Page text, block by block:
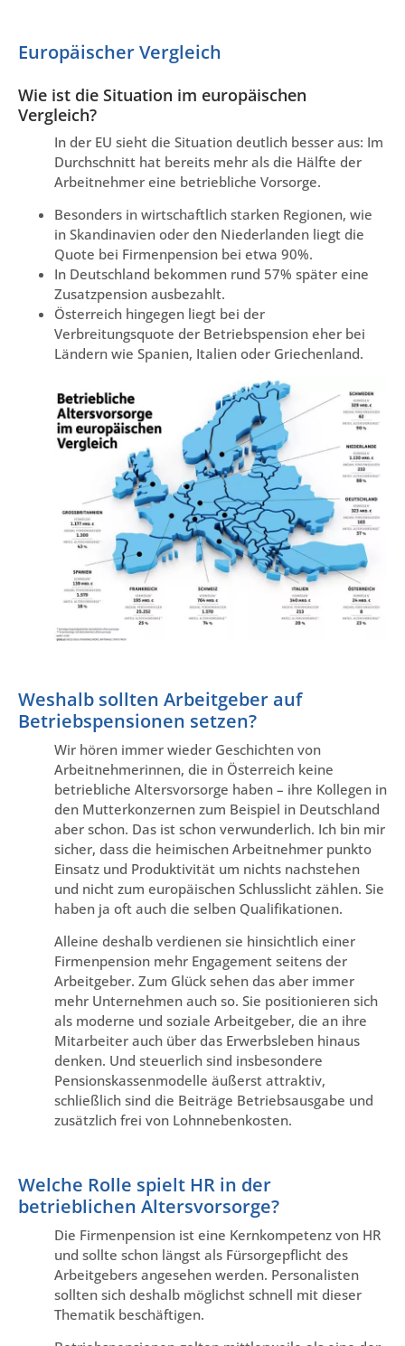
Europäischer Vergleich
Wie ist die Situation im europäischen
Vergleich?
In der EU sieht die Situation deutlich besser aus: Im
Durchschnitt hat bereits mehr als die Hälfte der
Arbeitnehmer eine betriebliche Vorsorge.
Besonders in wirtschaftlich starken Regionen, wie
in Skandinavien oder den Niederlanden liegt die
Quote bei Firmenpension bei etwa 90%.
In Deutschland bekommen rund 57% später eine
Zusatzpension ausbezahlt.
Österreich hingegen liegt bei der
Verbreitungsquote der Betriebspension eher bei
Ländern wie Spanien, Italien oder Griechenland.
Weshalb sollten Arbeitgeber auf
Betriebspensionen setzen?
Wir hören immer wieder Geschichten von
Arbeitnehmerinnen, die in Österreich keine
betriebliche Altersvorsorge haben – ihre Kollegen in
den Mutterkonzernen zum Beispiel in Deutschland
aber schon. Das ist schon verwunderlich. Ich bin mir
sicher, dass die heimischen Arbeitnehmer punkto
Einsatz und Produktivität um nichts nachstehen
und nicht zum europäischen Schlusslicht zählen. Sie
haben ja oft auch die selben Qualifikationen.
Alleine deshalb verdienen sie hinsichtlich einer
Firmenpension mehr Engagement seitens der
Arbeitgeber. Zum Glück sehen das aber immer
mehr Unternehmen auch so. Sie positionieren sich
als moderne und soziale Arbeitgeber, die an ihre
Mitarbeiter auch über das Erwerbsleben hinaus
denken. Und steuerlich sind insbesondere
Pensionskassenmodelle äußerst attraktiv,
schließlich sind die Beiträge Betriebsausgabe und
zusätzlich frei von Lohnnebenkosten.
Welche Rolle spielt HR in der
betrieblichen Altersvorsorge?
Die Firmenpension ist eine Kernkompetenz von HR
und sollte schon längst als Fürsorgepflicht des
Arbeitgebers angesehen werden. Personalisten
sollten sich deshalb möglichst schnell mit dieser
Thematik beschäftigen.